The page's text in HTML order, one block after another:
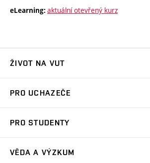
eLearning: aktuální otevřený kurz
ŽIVOT NA VUT
Koleje
Sport na VUT
PRO UCHAZEČE
Dny otevřených dveří
PRO STUDENTY
VĚDA A VÝZKUM